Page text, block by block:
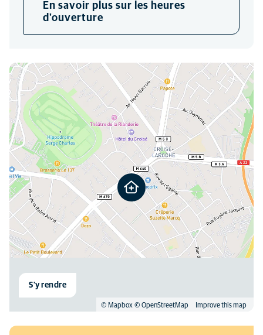
00-24
CLINIQUE
08:00-19:00
En savoir plus sur les heures
d'ouverture
Vous pouvez nous trouver ici
© Mapbox © OpenStreetMap Improve this map
S'y rendre